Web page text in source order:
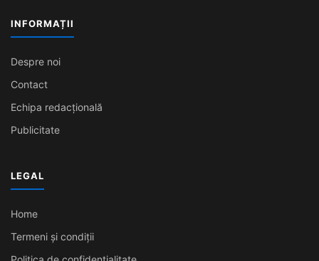
INFORMAȚII
Despre noi
Contact
Echipa redacțională
Publicitate
LEGAL
Home
Termeni și condiții